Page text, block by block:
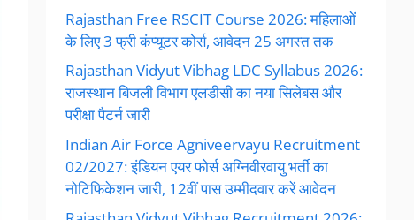
Rajasthan Free RSCIT Course 2026: महिलाओं
के लिए 3 फ्री कंप्यूटर कोर्स, आवेदन 25 अगस्त तक
Rajasthan Vidyut Vibhag LDC Syllabus 2026:
राजस्थान बिजली विभाग एलडीसी का नया सिलेबस और
परीक्षा पैटर्न जारी
Indian Air Force Agniveervayu Recruitment
02/2027: इंडियन एयर फोर्स अग्निवीरवायु भर्ती का
नोटिफिकेशन जारी, 12वीं पास उम्मीदवार करें आवेदन